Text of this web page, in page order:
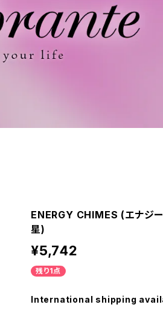
ENERGY CHIMES (エナジ
星)
¥5,742
残り1点
International shipping